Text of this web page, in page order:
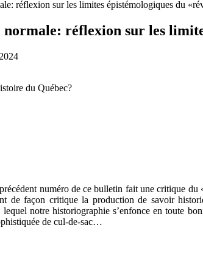
réflexion sur les
du Québec?
numéro de ce bulletin fait une critique
de façon critique la production de savoir
notre historiographie s’enfonce en toute
de cul-de-sac…